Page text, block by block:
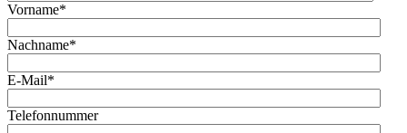
Vorname*
Nachname*
E-Mail*
Telefonnummer